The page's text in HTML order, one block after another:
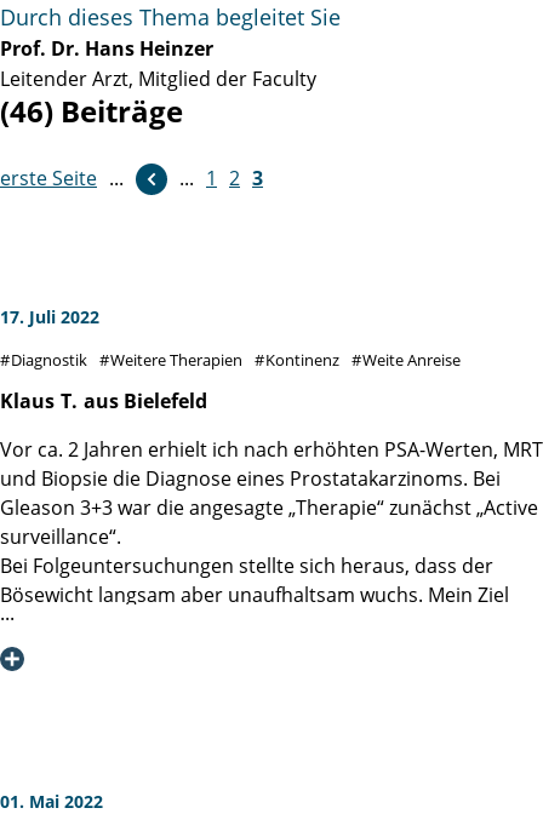
Durch dieses Thema begleitet Sie
Prof. Dr. Hans Heinzer
Leitender Arzt, Mitglied der Faculty
(46) Beiträge
erste Seite ... ... 1 2 3
17. Juli 2022
Diagnostik Weitere Therapien Kontinenz Weite Anreise
Klaus T. aus Bielefeld
Vor ca. 2 Jahren erhielt ich nach erhöhten PSA-Werten, MRT
und Biopsie die Diagnose eines Prostatakarzinoms. Bei
Gleason 3+3 war die angesagte „Therapie“ zunächst „Active
surveillance“.
Bei Folgeuntersuchungen stellte sich heraus, dass der
Bösewicht langsam aber unaufhaltsam wuchs. Mein Ziel
war die Vermeidung einer Prostatektomie, weil einige
Freunde (die Hälfte meines männlichen Bekanntenkreises
3+4, PSA 5,8. Eine Fokale Therapie kam wegen der Lage des
01. Mai 2022